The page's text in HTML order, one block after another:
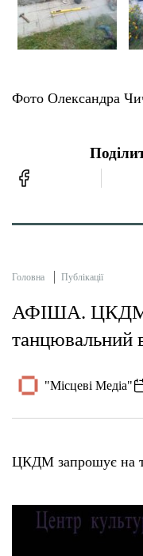
Фото Олександра
Головна Публікації
АФІША. ЦКДМ
танцювальний
"Місцеві Медіа"
ЦКДМ запрошує на